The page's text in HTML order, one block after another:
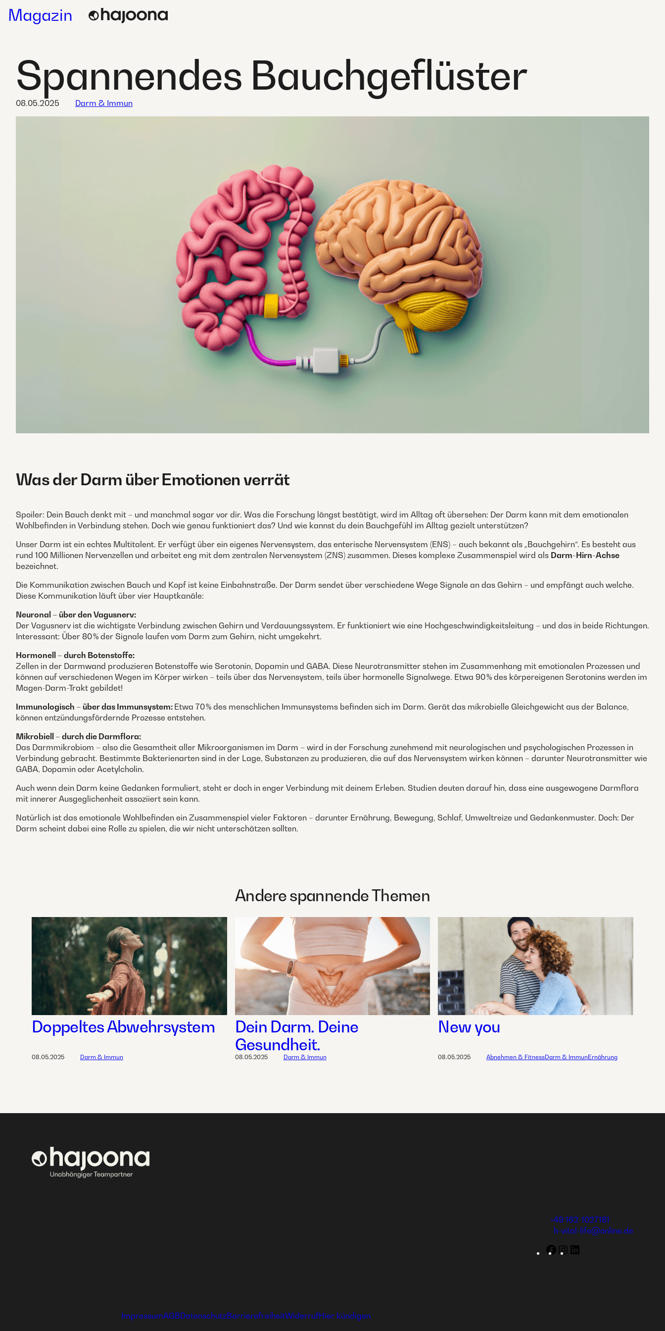
Magazin
Darm & Immun
Spannendes Bauchgeflüster
08.05.2025
Was der Darm über Emotionen verrät
Spoiler: Dein Bauch denkt mit – und manchmal sogar vor dir. Was die Forschung längst bestätigt, wird im Alltag oft übersehen: Der Darm kann mit dem emotionalen
Wohlbefinden in Verbindung stehen. Doch wie genau funktioniert das? Und wie kannst du dein Bauchgefühl im Alltag gezielt unterstützen?
Unser Darm ist ein echtes Multitalent. Er verfügt über ein eigenes Nervensystem, das enterische Nervensystem (ENS) – auch bekannt als „Bauchgehirn“. Es besteht aus
rund 100 Millionen Nervenzellen und arbeitet eng mit dem zentralen Nervensystem (ZNS) zusammen. Dieses komplexe Zusammenspiel wird als Darm-Hirn-Achse
bezeichnet.
Die Kommunikation zwischen Bauch und Kopf ist keine Einbahnstraße. Der Darm sendet über verschiedene Wege Signale an das Gehirn – und empfängt auch welche.
Diese Kommunikation läuft über vier Hauptkanäle:
Neuronal – über den Vagusnerv:
Der Vagusnerv ist die wichtigste Verbindung zwischen Gehirn und Verdauungssystem. Er funktioniert wie eine Hochgeschwindigkeitsleitung – und das in beide Richtungen.
Interessant: Über 80 % der Signale laufen vom Darm zum Gehirn, nicht umgekehrt.
Hormonell – durch Botenstoffe:
Zellen in der Darmwand produzieren Botenstoffe wie Serotonin, Dopamin und GABA. Diese Neurotransmitter stehen im Zusammenhang mit emotionalen Prozessen und
können auf verschiedenen Wegen im Körper wirken – teils über das Nervensystem, teils über hormonelle Signalwege. Etwa 90 % des körpereigenen Serotonins werden im
Magen-Darm-Trakt gebildet!
Immunologisch – über das Immunsystem: Etwa 70 % des menschlichen Immunsystems befinden sich im Darm. Gerät das mikrobielle Gleichgewicht aus der Balance,
können entzündungsfördernde Prozesse entstehen.
Mikrobiell – durch die Darmflora:
Das Darmmikrobiom – also die Gesamtheit aller Mikroorganismen im Darm – wird in der Forschung zunehmend mit neurologischen und psychologischen Prozessen in
Verbindung gebracht. Bestimmte Bakterienarten sind in der Lage, Substanzen zu produzieren, die auf das Nervensystem wirken können – darunter Neurotransmitter wie
GABA, Dopamin oder Acetylcholin.
Auch wenn dein Darm keine Gedanken formuliert, steht er doch in enger Verbindung mit deinem Erleben. Studien deuten darauf hin, dass eine ausgewogene Darmflora
mit innerer Ausgeglichenheit assoziiert sein kann.
Natürlich ist das emotionale Wohlbefinden ein Zusammenspiel vieler Faktoren – darunter Ernährung, Bewegung, Schlaf, Umweltreize und Gedankenmuster. Doch: Der
Darm scheint dabei eine Rolle zu spielen, die wir nicht unterschätzen sollten.
Andere spannende Themen
08.05.2025
Doppeltes Abwehrsystem
Darm & Immun 08.05.2025
Dein Darm. Deine
Gesundheit.
Darm & Immun 08.05.2025
New you
Abnehmen & FitnessDarm & ImmunErnährung
+49 162-1027181
h-vital-life@online.de
Facebook
Instagram
ImpressumAGBDatenschutzBarrierefreiheitWiderrufHier kündigen